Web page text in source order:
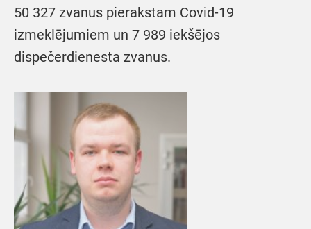
50 327 zvanus pierakstam Covid-19
izmeklējumiem un 7 989 iekšējos
dispečerdienesta zvanus.